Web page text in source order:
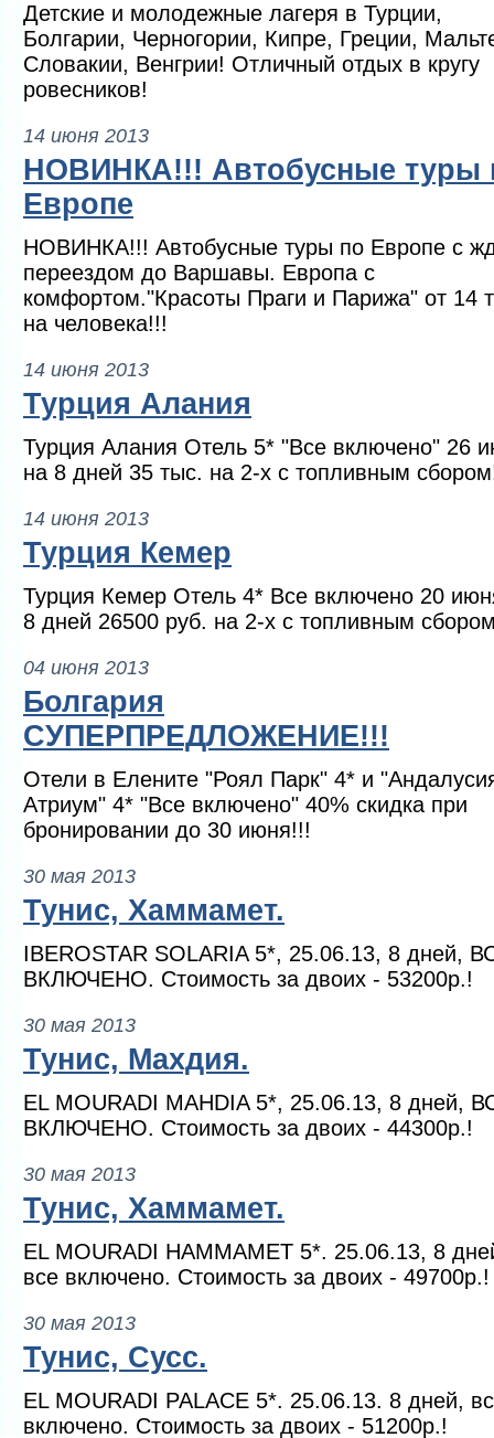
Детские и молодежные лагеря в Турции,
Болгарии, Черногории, Кипре, Греции,
Словакии, Венгрии! Отличный отдых в кругу
ровесников!
14 июня 2013
НОВИНКА!!! Автобусные туры
Европе
НОВИНКА!!! Автобусные туры по Европе с
переездом до Варшавы. Европа с
комфортом."Красоты Праги и Парижа" от 14
на человека!!!
14 июня 2013
Турция Алания
Турция Алания Отель 5* "Все включено" 26
на 8 дней 35 тыс. на 2-х с топливным
14 июня 2013
Турция Кемер
Турция Кемер Отель 4* Все включено 20
8 дней 26500 руб. на 2-х с топливным
04 июня 2013
Болгария
СУПЕРПРЕДЛОЖЕНИЕ!!!
Отели в Елените "Роял Парк" 4* и
Атриум" 4* "Все включено" 40% скидка при
бронировании до 30 июня!!!
30 мая 2013
Тунис, Хаммамет.
IBEROSTAR SOLARIA 5*, 25.06.13, 8 дней,
ВКЛЮЧЕНО. Стоимость за двоих - 53200р.!
30 мая 2013
Тунис, Махдия.
EL MOURADI MAHDIA 5*, 25.06.13, 8 дней,
ВКЛЮЧЕНО. Стоимость за двоих - 44300р.!
30 мая 2013
Тунис, Хаммамет.
EL MOURADI HAMMAMET 5*. 25.06.13, 8
все включено. Стоимость за двоих - 49700р.!
30 мая 2013
Тунис, Сусс.
EL MOURADI PALACE 5*. 25.06.13. 8 дней,
включено. Стоимость за двоих - 51200р.!